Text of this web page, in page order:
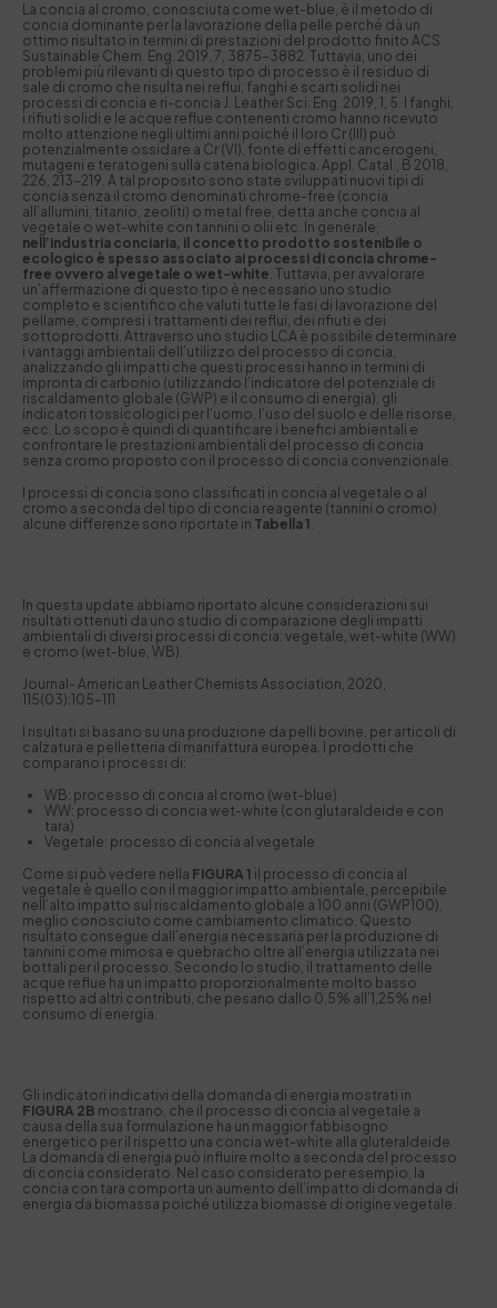
La concia al cromo, conosciuta come wet-blue, è il metodo di
concia dominante per la lavorazione della pelle perché dà un
ottimo risultato in termini di prestazioni del prodotto finito ACS
Sustainable Chem. Eng. 2019, 7, 3875−3882. Tuttavia, uno dei
problemi più rilevanti di questo tipo di processo è il residuo di
sale di cromo che risulta nei reflui, fanghi e scarti solidi nei
processi di concia e ri-concia J. Leather Sci. Eng. 2019, 1, 5. I fanghi,
i rifiuti solidi e le acque reflue contenenti cromo hanno ricevuto
molto attenzione negli ultimi anni poiché il loro Cr (III) può
potenzialmente ossidare a Cr (VI), fonte di effetti cancerogeni,
mutageni e teratogeni sulla catena biologica. Appl. Catal., B 2018,
226, 213−219. A tal proposito sono state sviluppati nuovi tipi di
concia senza il cromo denominati chrome-free (concia
all’allumini, titanio, zeoliti) o metal free, detta anche concia al
vegetale o wet-white con tannini o olii etc. In generale,
nell’industria conciaria, il concetto prodotto sostenibile o
ecologico è spesso associato ai processi di concia chrome-
free ovvero al vegetale o wet-white. Tuttavia, per avvalorare
un’affermazione di questo tipo è necessario uno studio
completo e scientifico che valuti tutte le fasi di lavorazione del
pellame, compresi i trattamenti dei reflui, dei rifiuti e dei
sottoprodotti. Attraverso uno studio LCA è possibile determinare
i vantaggi ambientali dell’utilizzo del processo di concia,
analizzando gli impatti che questi processi hanno in termini di
impronta di carbonio (utilizzando l’indicatore del potenziale di
riscaldamento globale (GWP) e il consumo di energia), gli
indicatori tossicologici per l’uomo, l’uso del suolo e delle risorse,
ecc. Lo scopo è quindi di quantificare i benefici ambientali e
confrontare le prestazioni ambientali del processo di concia
senza cromo proposto con il processo di concia convenzionale.
I processi di concia sono classificati in concia al vegetale o al
cromo a seconda del tipo di concia reagente (tannini o cromo)
alcune differenze sono riportate in Tabella 1.
In questa update abbiamo riportato alcune considerazioni sui
risultati ottenuti da uno studio di comparazione degli impatti
ambientali di diversi processi di concia: vegetale, wet-white (WW)
e cromo (wet-blue, WB).
Journal- American Leather Chemists Association, 2020,
115(03):105-111.
I risultati si basano su una produzione da pelli bovine, per articoli di
calzatura e pelletteria di manifattura europea. I prodotti che
comparano i processi di:
WB: processo di concia al cromo (wet-blue)
WW: processo di concia wet-white (con glutaraldeide e con
tara)
Vegetale: processo di concia al vegetale
Come si può vedere nella FIGURA 1 il processo di concia al
vegetale è quello con il maggior impatto ambientale, percepibile
nell’alto impatto sul riscaldamento globale a 100 anni (GWP100),
meglio conosciuto come cambiamento climatico. Questo
risultato consegue dall’energia necessaria per la produzione di
tannini come mimosa e quebracho oltre all’energia utilizzata nei
bottali per il processo. Secondo lo studio, il trattamento delle
acque reflue ha un impatto proporzionalmente molto basso
rispetto ad altri contributi, che pesano dallo 0,5% all’1,25% nel
consumo di energia.
Gli indicatori indicativi della domanda di energia mostrati in
FIGURA 2B mostrano, che il processo di concia al vegetale a
causa della sua formulazione ha un maggior fabbisogno
energetico per il rispetto una concia wet-white alla gluteraldeide.
La domanda di energia può influire molto a seconda del processo
di concia considerato. Nel caso considerato per esempio, la
concia con tara comporta un aumento dell’impatto di domanda di
energia da biomassa poiché utilizza biomasse di origine vegetale.